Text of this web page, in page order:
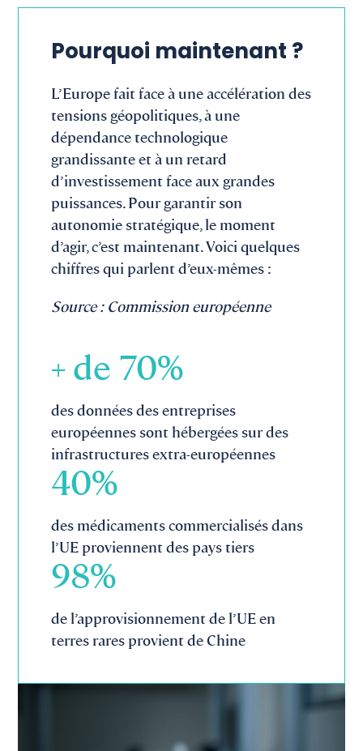
Pourquoi maintenant ?
L’Europe fait face à une accélération des
tensions géopolitiques, à une
dépendance technologique
grandissante et à un retard
d’investissement face aux grandes
puissances. Pour garantir son
autonomie stratégique, le moment
d’agir, c’est maintenant. Voici quelques
chiffres qui parlent d’eux-mêmes :
Source : Commission européenne
+ de 70%
des données des entreprises
européennes sont hébergées sur des
infrastructures extra-européennes
40%
des médicaments commercialisés dans
l’UE proviennent des pays tiers
98%
de l’approvisionnement de l’UE en
terres rares provient de Chine